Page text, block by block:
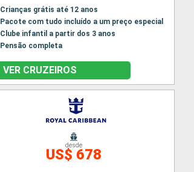
Crianças grátis até 12 anos
Pacote com tudo incluído a um preço especial
Clube infantil a partir dos 3 anos
Pensão completa
VER CRUZEIROS
desde
US$ 678